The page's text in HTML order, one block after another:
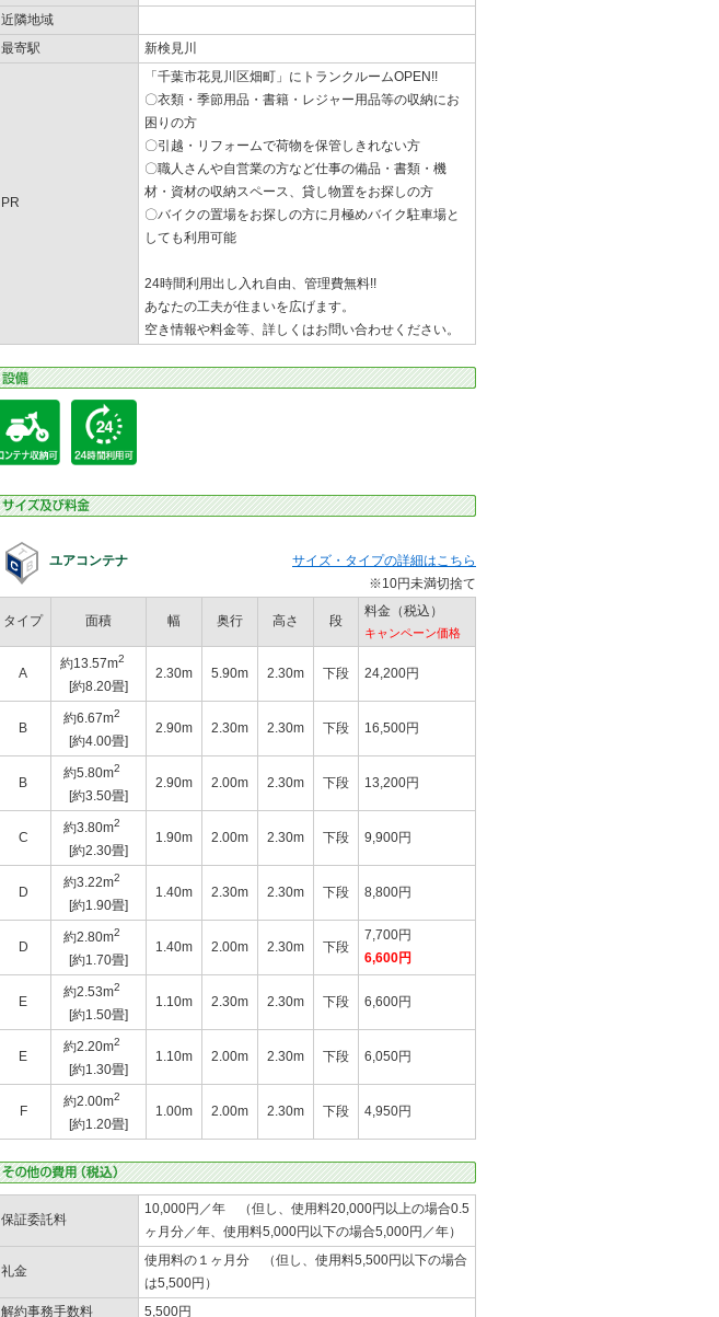
近隣地域
最寄駅
新検見川
PR
「千葉市花見川区畑町」にトランクルームOPEN!!
〇衣類・季節用品・書籍・レジャー用品等の収納にお
困りの方
〇引越・リフォームで荷物を保管しきれない方
〇職人さんや自営業の方など仕事の備品・書類・機
材・資材の収納スペース、貸し物置をお探しの方
〇バイクの置場をお探しの方に月極めバイク駐車場と
しても利用可能
24時間利用出し入れ自由、管理費無料!!
あなたの工夫が住まいを広げます。
空き情報や料金等、詳しくはお問い合わせください。
ユアコンテナ
サイズ・タイプの詳細はこちら
※10円未満切捨て
タイプ 面積 幅 奥行 高さ 段
料金（税込）
キャンペーン価格
A
約13.57m2
[約8.20畳]
2.30m 5.90m 2.30m 下段 24,200円
B
約6.67m2
[約4.00畳]
2.90m 2.30m 2.30m 下段 16,500円
B
約5.80m2
[約3.50畳]
2.90m 2.00m 2.30m 下段 13,200円
C
約3.80m2
[約2.30畳]
1.90m 2.00m 2.30m 下段 9,900円
D
約3.22m2
[約1.90畳]
1.40m 2.30m 2.30m 下段 8,800円
D
約2.80m2
[約1.70畳]
1.40m 2.00m 2.30m 下段
7,700円
6,600円
E
約2.53m2
[約1.50畳]
1.10m 2.30m 2.30m 下段 6,600円
E
約2.20m2
[約1.30畳]
1.10m 2.00m 2.30m 下段 6,050円
F
約2.00m2
[約1.20畳]
1.00m 2.00m 2.30m 下段 4,950円
保証委託料
10,000円／年 （但し、使用料20,000円以上の場合0.5
ヶ月分／年、使用料5,000円以下の場合5,000円／年）
礼金
使用料の１ヶ月分 （但し、使用料5,500円以下の場合
は5,500円）
解約事務手数料
5,500円